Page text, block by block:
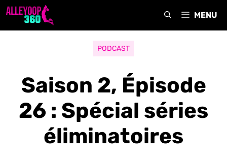
Aller
MENU
PODCAST
Saison 2, Épisode
26 : Spécial séries
éliminatoires